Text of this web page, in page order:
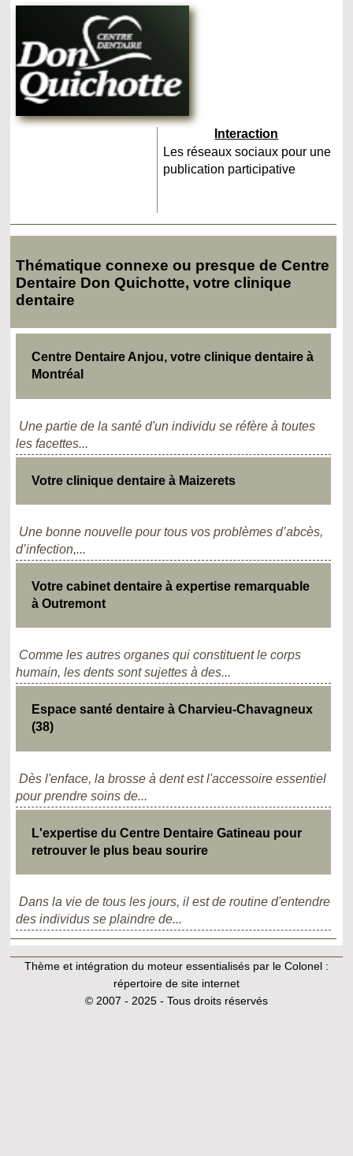
Interaction
Les réseaux sociaux pour une
publication participative
Thématique connexe ou presque de Centre
Dentaire Don Quichotte, votre clinique
dentaire
Centre Dentaire Anjou, votre clinique dentaire à
Montréal
Une partie de la santé d'un individu se réfère à toutes
les facettes...
Votre clinique dentaire à Maizerets
Une bonne nouvelle pour tous vos problèmes d’abcès,
d’infection,...
Votre cabinet dentaire à expertise remarquable
à Outremont
Comme les autres organes qui constituent le corps
humain, les dents sont sujettes à des...
Espace santé dentaire à Charvieu-Chavagneux
(38)
Dès l'enface, la brosse à dent est l'accessoire essentiel
pour prendre soins de...
L'expertise du Centre Dentaire Gatineau pour
retrouver le plus beau sourire
Dans la vie de tous les jours, il est de routine d'entendre
des individus se plaindre de...
Thème et intégration du moteur essentialisés par le Colonel :
répertoire de site internet
© 2007 - 2025 - Tous droits réservés